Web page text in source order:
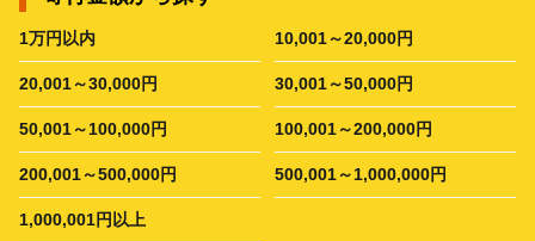
1万円以内 10,001～20,000円
20,001～30,000円 30,001～50,000円
50,001～100,000円 100,001～200,000円
200,001～500,000円 500,001～1,000,000円
1,000,001円以上